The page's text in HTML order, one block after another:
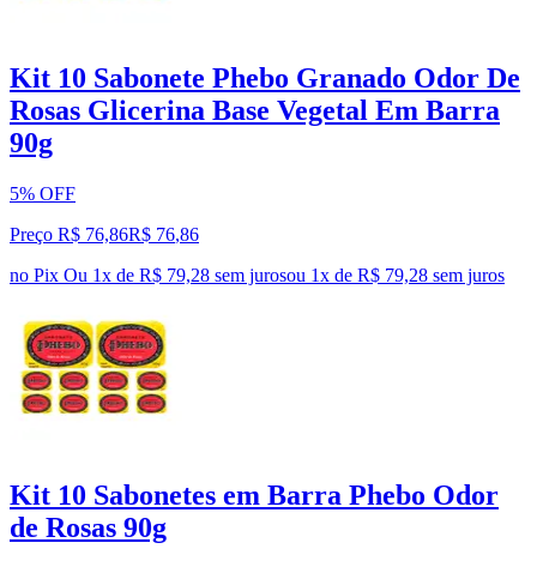
Kit 10 Sabonete Phebo Granado Odor De
Rosas Glicerina Base Vegetal Em Barra
90g
5% OFF
Preço R$ 76,86R$ 76,86
no Pix Ou 1x de R$ 79,28 sem jurosou 1x de R$ 79,28 sem juros
Kit 10 Sabonetes em Barra Phebo Odor
de Rosas 90g